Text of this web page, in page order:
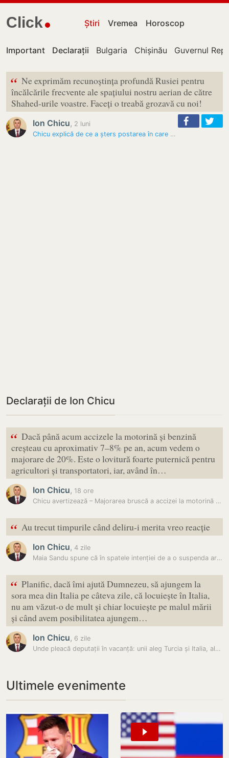
Click Știri Vremea Horoscop
Important Declarații Bulgaria Chișinău Guvernul
“ Ne exprimăm recunoștința profundă Rusiei pentru
încălcările frecvente ale spațiului nostru aerian de către
Shahed-urile voastre. Faceți o treabă grozavă cu noi!
Ion Chicu, 2 luni
Chicu explică de ce a șters postarea în care a „mulțumit” Rusiei…
Declarații de Ion Chicu
“ Dacă până acum accizele la motorină și benzină
creșteau cu aproximativ 7–8% pe an, acum vedem o
majorare de 20%. Este o lovitură foarte puternică pentru
agricultori și transportatori, iar, având în…
Ion Chicu, 18 ore
Chicu avertizează – Majorarea bruscă a accizei la motorină va lovi în…
“ Au trecut timpurile când deliru-i merita vreo reacție
Ion Chicu, 4 zile
Maia Sandu spune că în spatele intenției de a o suspenda ar fi „mâna…
“ Planific, dacă îmi ajută Dumnezeu, să ajungem la
sora mea din Italia pe câteva zile, că locuiește în Italia,
nu am văzut-o de mult și chiar locuiește pe malul mării
și când avem posibilitatea ajungem…
Ion Chicu, 6 zile
Unde pleacă deputații în vacanță: unii aleg Turcia și Italia, alții…
Ultimele evenimente